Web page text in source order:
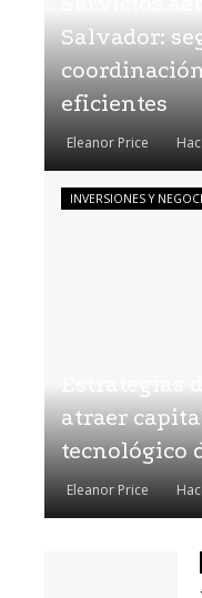
Salvador:
eficientes
Eleanor Price
atraer
tecnológico
Eleanor Price
INVERSIONES Y